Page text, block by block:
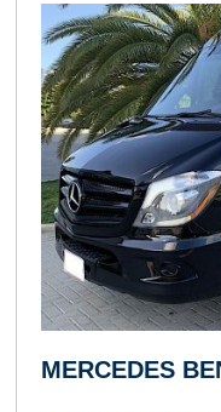
MERCEDES